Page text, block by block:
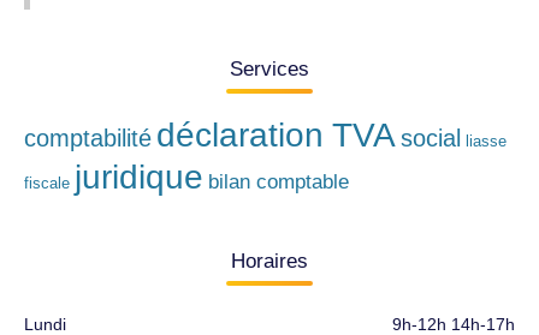
Services
comptabilité déclaration TVA social liasse
fiscale juridique bilan comptable
Horaires
Lundi
9h-12h 14h-17h